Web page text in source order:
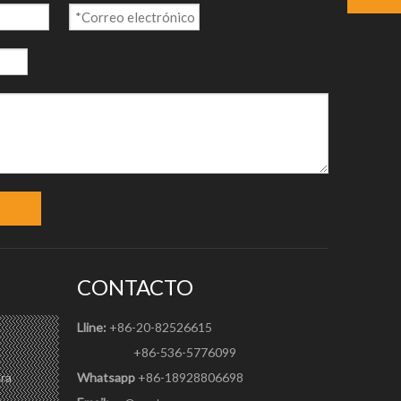
CONTACTO
Lline: +86-20-82526615
+86-536-5776099
Whatsapp +86-18928806698